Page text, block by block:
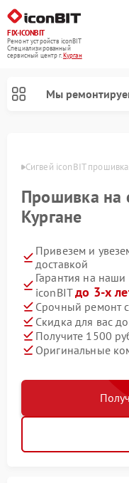
FIX-ICONBIT
Ремонт устройств iconBIT
Специализированный
cервисный центр г.Курган
Мы
Сигвей iconBIT прошивка
Прошивка на
Кургане
Привезем и
доставкой
Гарантия на
iconBITдо 3-х
Срочный ремонт
Скидка для вас до
Получите 1500
Оригинальные